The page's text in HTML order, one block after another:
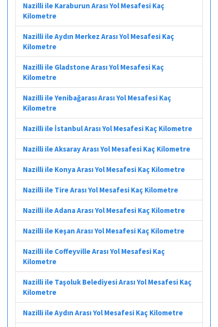
Nazilli ile Karaburun Arası Yol Mesafesi Kaç
Kilometre
Nazilli ile Aydın Merkez Arası Yol Mesafesi Kaç
Kilometre
Nazilli ile Gladstone Arası Yol Mesafesi Kaç
Kilometre
Nazilli ile Yenibağarası Arası Yol Mesafesi Kaç
Kilometre
Nazilli ile İstanbul Arası Yol Mesafesi Kaç Kilometre
Nazilli ile Aksaray Arası Yol Mesafesi Kaç Kilometre
Nazilli ile Konya Arası Yol Mesafesi Kaç Kilometre
Nazilli ile Tire Arası Yol Mesafesi Kaç Kilometre
Nazilli ile Adana Arası Yol Mesafesi Kaç Kilometre
Nazilli ile Keşan Arası Yol Mesafesi Kaç Kilometre
Nazilli ile Coffeyville Arası Yol Mesafesi Kaç
Kilometre
Nazilli ile Taşoluk Belediyesi Arası Yol Mesafesi Kaç
Kilometre
Nazilli ile Aydın Arası Yol Mesafesi Kaç Kilometre